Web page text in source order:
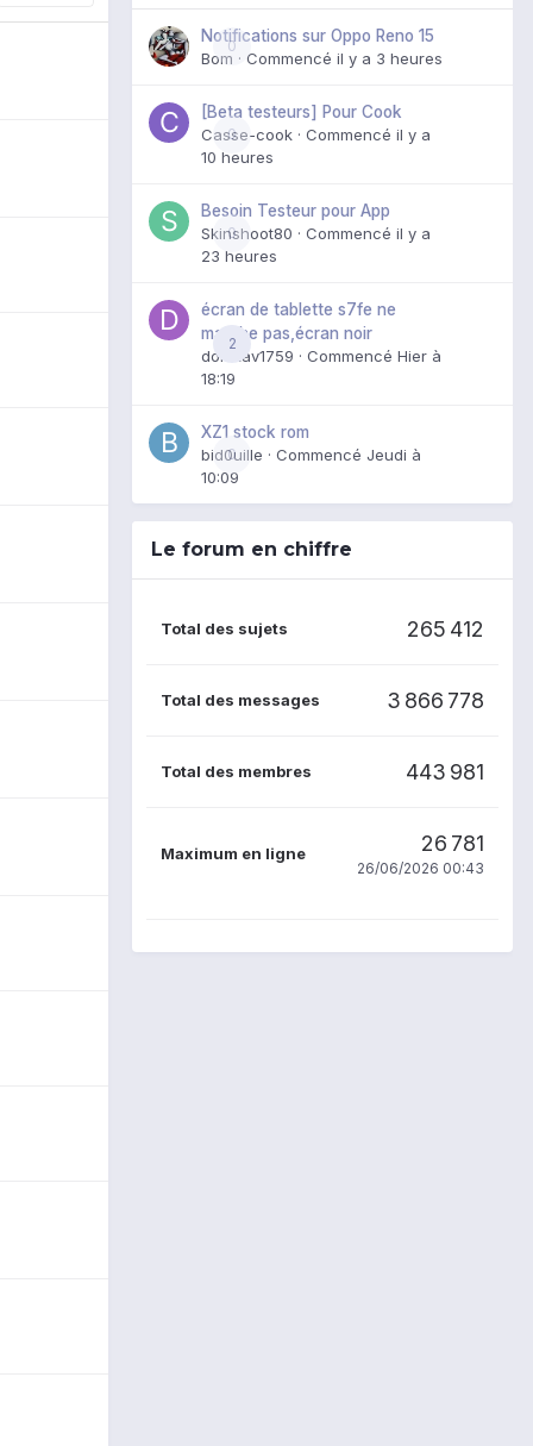
0
Notifications sur Oppo Reno 15
Bom · Commencé il y a 3 heures
0
[Beta testeurs] Pour Cook
Casse-cook · Commencé il y a
10 heures
0
Besoin Testeur pour App
Skinshoot80 · Commencé il y a
23 heures
2
écran de tablette s7fe ne
marche pas,écran noir
domxav1759 · Commencé Hier à
18:19
0
XZ1 stock rom
bid0uille · Commencé Jeudi à
10:09
Le forum en chiffre
Total des sujets 265 412
Total des messages 3 866 778
Total des membres 443 981
Maximum en ligne 26 781
26/06/2026 00:43